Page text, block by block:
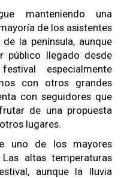
manteniendo una
de los asistentes
la península, aunque
público llegado desde
especialmente
con otros grandes
con seguidores que
de una propuesta
lugares.
uno de los mayores
altas temperaturas
aunque la lluvia